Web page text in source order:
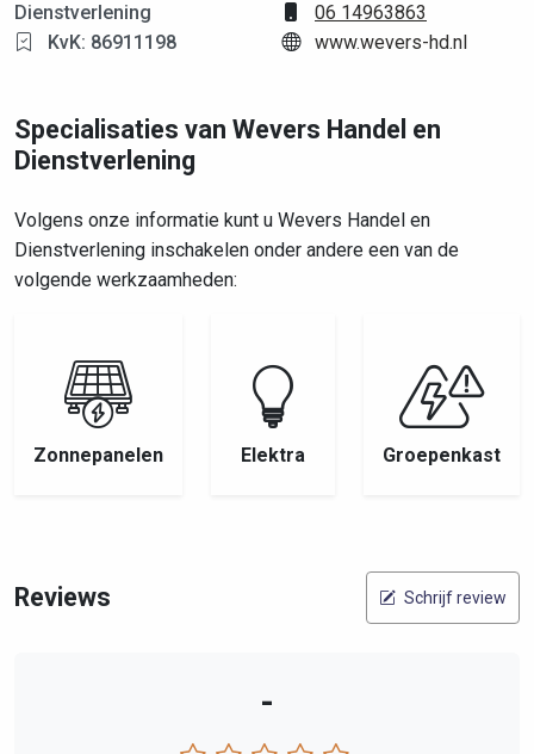
Dienstverlening
KvK: 86911198
06 14963863
www.wevers-hd.nl
Specialisaties van Wevers Handel en
Dienstverlening
Volgens onze informatie kunt u Wevers Handel en
Dienstverlening inschakelen onder andere een van de
volgende werkzaamheden:
Zonnepanelen Elektra Groepenkast
Reviews Schrijf review
-